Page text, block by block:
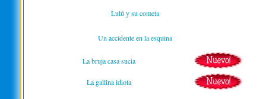
Lulú y su cometa
Un accidente en la esquina
La bruja casa sucia
La gallina idiota